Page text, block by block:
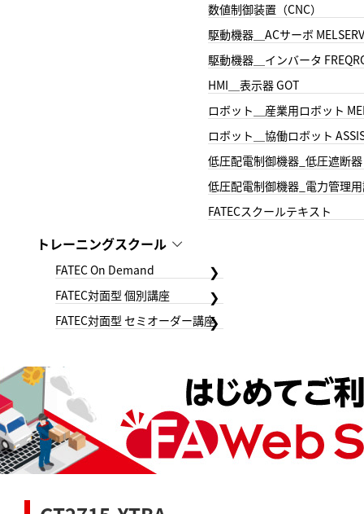
数値制御装置（CNC）
駆動機器＿ACサーボ
駆動機器＿インバータ
HMI＿表示器 GOT
ロボット＿産業用ロボット
ロボット＿協働ロボット
低圧配電制御機器_低圧遮断器
低圧配電制御機器_電力管理
FATECスクールテキスト
トレーニングスクール
FATEC On Demand
FATEC対面型 個別講座
FATEC対面型 セミオーダー講座